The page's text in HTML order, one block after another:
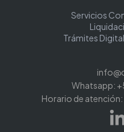
Servicios
Trámites
Whatsapp:
Horario de atención: